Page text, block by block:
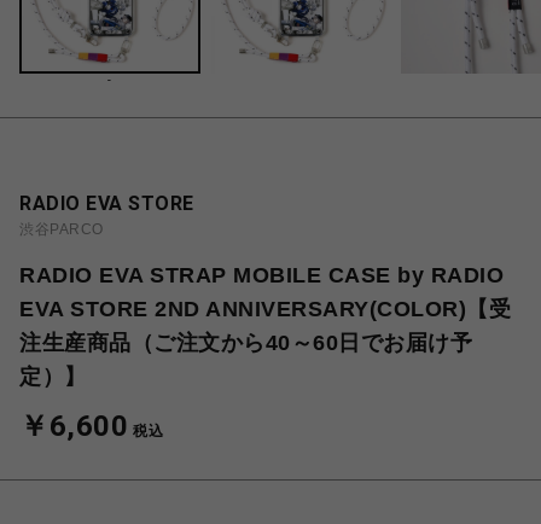
-
RADIO EVA STORE
渋谷PARCO
RADIO EVA STRAP MOBILE CASE by RADIO
EVA STORE 2ND ANNIVERSARY(COLOR)【受
注生産商品（ご注文から40～60日でお届け予
定）】
￥6,600 税込